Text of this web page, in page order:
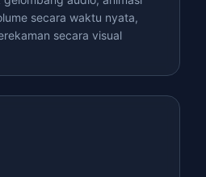
secara waktu nyata,
secara visual